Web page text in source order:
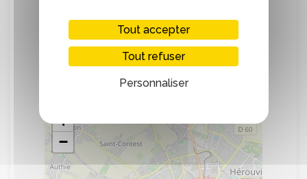
Localisation
+
−
Tout accepter
Tout refuser
Personnaliser